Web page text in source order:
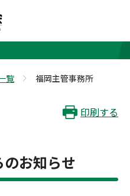
務所
覧 福岡主管事務所
印刷する
お知らせ